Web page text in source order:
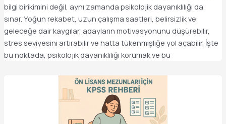
bilgi birikimini değil, aynı zamanda psikolojik dayanıklılığı da
sınar. Yoğun rekabet, uzun çalışma saatleri, belirsizlik ve
geleceğe dair kaygılar, adayların motivasyonunu düşürebilir,
stres seviyesini artırabilir ve hatta tükenmişliğe yol açabilir. İşte
bu noktada, psikolojik dayanıklılığı korumak ve bu